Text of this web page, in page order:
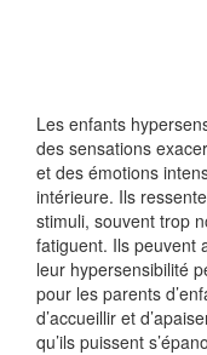
Les enfants
des sensations
et des émotions
intérieure. Ils
stimuli, souvent trop
fatiguent. Ils peuvent
leur hypersensibilité
pour les parents
d’accueillir et
qu’ils puissent